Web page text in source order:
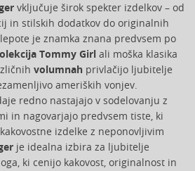
vključuje širok spekter izdelkov – od
in stilskih dodatkov do originalnih
je znamka znana predvsem po
Tommy Girl ali moška klasika
volumnah privlačijo ljubitelje
ameriških vonjev.
redno nastajajo v sodelovanju z
in nagovarjajo predvsem tiste, ki
izdelke z neponovljivim
je idealna izbira za ljubitelje
ki cenijo kakovost, originalnost in